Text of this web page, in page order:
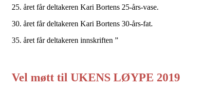
25. året får deltakeren Kari Bortens 25-års-vase.
30. året får deltakeren Kari Bortens 30-års-fat.
35. året får deltakeren innskriften ”
Vel møtt til UKENS LØYPE 2019